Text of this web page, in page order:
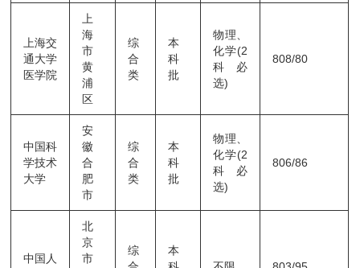
上海交
通大学
医学院
上
海
市
黄
浦
区
综
合
类
本
科
批
物理、
化学(2
科必
选)
808/80
中国科
学技术
大学
安
徽
合
肥
市
综
合
类
本
科
批
物理、
化学(2
科必
选)
806/86
中国人
北
京
市
综
本